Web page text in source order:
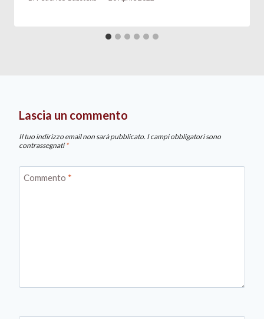
Lascia un commento
Il tuo indirizzo email non sarà pubblicato. I campi obbligatori sono
contrassegnati*
Commento *